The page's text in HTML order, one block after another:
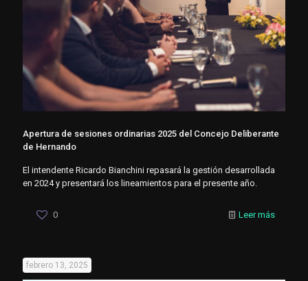
Apertura de sesiones ordinarias 2025 del Concejo Deliberante
de Hernando
El intendente Ricardo Bianchini repasará la gestión desarrollada
en 2024 y presentará los lineamientos para el presente año.
0 Leer más
febrero 13, 2025